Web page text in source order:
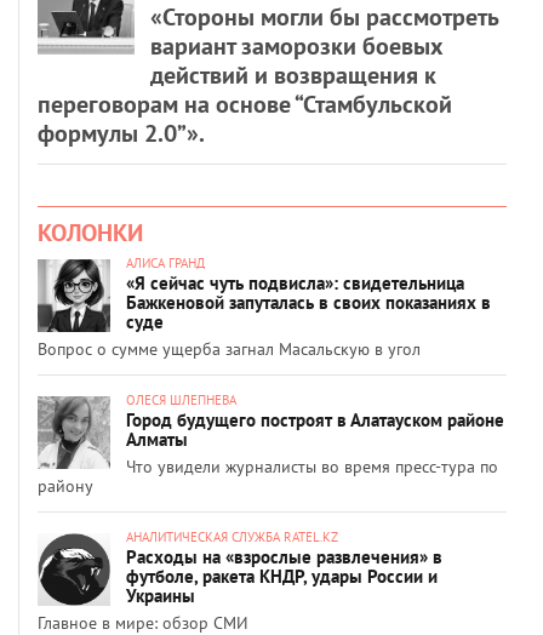
«Стороны могли бы рассмотреть
вариант заморозки боевых
действий и возвращения к
переговорам на основе “Стамбульской
формулы 2.0”».
КОЛОНКИ
АЛИСА ГРАНД
«Я сейчас чуть подвисла»: свидетельница
Бажкеновой запуталась в своих показаниях в
суде
Вопрос о сумме ущерба загнал Масальскую в угол
ОЛЕСЯ ШЛЕПНЕВА
Город будущего построят в Алатауском районе
Алматы
Что увидели журналисты во время пресс-тура по
району
АНАЛИТИЧЕСКАЯ СЛУЖБА RATEL.KZ
Расходы на «взрослые развлечения» в
футболе, ракета КНДР, удары России и
Украины
Главное в мире: обзор СМИ